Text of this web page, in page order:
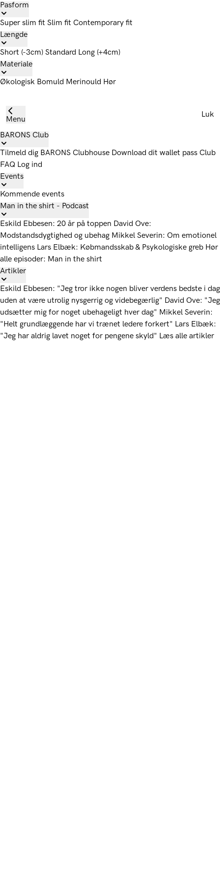
Pasform
Super slim fit Slim fit Contemporary fit
Længde
Short (-3cm) Standard Long (+4cm)
Materiale
Økologisk Bomuld Merinould Hør
Menu
Luk
BARONS Club
Tilmeld dig BARONS Clubhouse Download dit wallet pass Club
FAQ Log ind
Events
Kommende events
Man in the shirt - Podcast
Eskild Ebbesen: 20 år på toppen David Ove:
Modstandsdygtighed og ubehag Mikkel Severin: Om emotionel
intelligens Lars Elbæk: Købmandsskab & Psykologiske greb Hør
alle episoder: Man in the shirt
Artikler
Eskild Ebbesen: "Jeg tror ikke nogen bliver verdens bedste i dag
uden at være utrolig nysgerrig og videbegærlig" David Ove: "Jeg
udsætter mig for noget ubehageligt hver dag" Mikkel Severin:
"Helt grundlæggende har vi trænet ledere forkert" Lars Elbæk:
"Jeg har aldrig lavet noget for pengene skyld" Læs alle artikler